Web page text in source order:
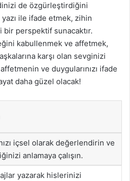
de özgürleştirdiğini
yazı ile ifade etmek, zihin
perspektif sunacaktır.
kabullenmek ve affetmek,
karşı olan sevginizi
affetmenin ve duygularınızı ifade
daha güzel olacak!
içsel olarak değerlendirin ve
anlamaya çalışın.
yazarak hislerinizi